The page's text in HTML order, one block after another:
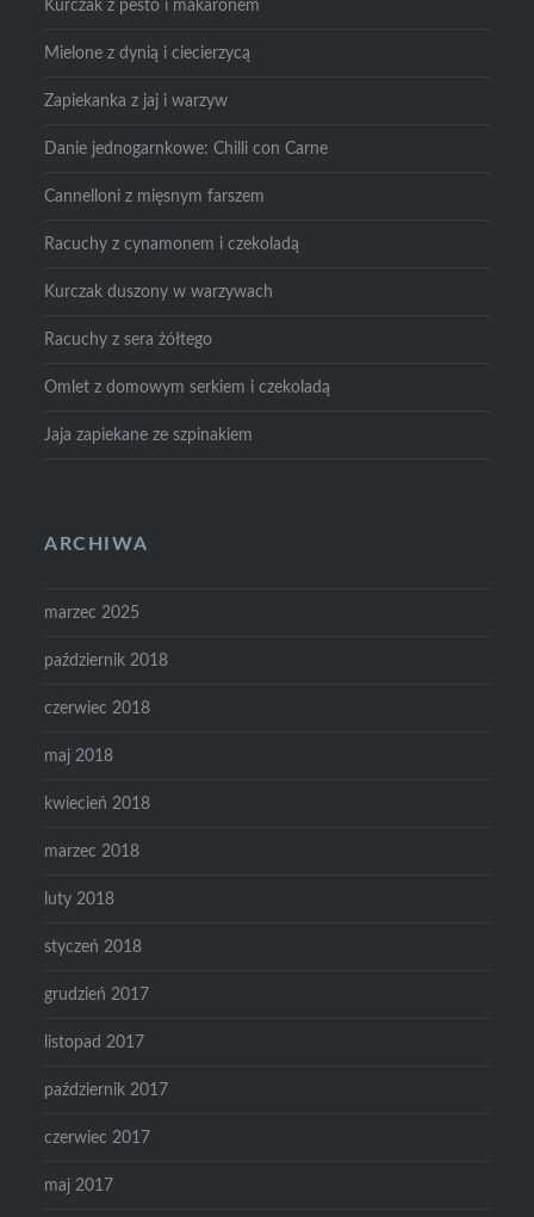
Kurczak z pesto i makaronem
Mielone z dynią i ciecierzycą
Zapiekanka z jaj i warzyw
Danie jednogarnkowe: Chilli con Carne
Cannelloni z mięsnym farszem
Racuchy z cynamonem i czekoladą
Kurczak duszony w warzywach
Racuchy z sera żółtego
Omlet z domowym serkiem i czekoladą
Jaja zapiekane ze szpinakiem
ARCHIWA
marzec 2025
październik 2018
czerwiec 2018
maj 2018
kwiecień 2018
marzec 2018
luty 2018
styczeń 2018
grudzień 2017
listopad 2017
październik 2017
czerwiec 2017
maj 2017